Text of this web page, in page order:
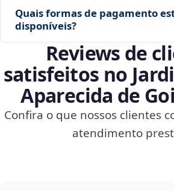
Quais formas de pagamento
disponíveis?
Reviews de
satisfeitos no
Aparecida de
Confira o que nossos clientes
atendimento